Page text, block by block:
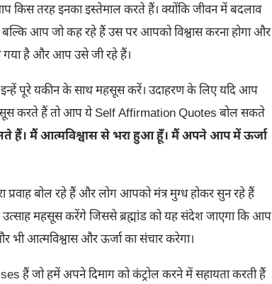
किस तरह इनका इस्तेमाल करते हैं। क्योंकि जीवन में बदलाव
बल्कि आप जो कह रहे हैं उस पर आपको विश्वास करना होगा और
गया है और आप उसे जी रहे हैं।
पूरे यकीन के साथ महसूस करें। उदाहरण के लिए यदि आप
करते हैं तो आप ये Self Affirmation Quotes बोल सकते
हैं। मैं आत्मविश्वास से भरा हुआ हूँ। मैं अपने आप में ऊर्जा
बोल रहे हैं और लोग आपको मंत्र मुग्ध होकर सुन रहे हैं
महसूस करेंगे जिससे ब्रह्मांड को यह संदेश जाएगा कि आप
आत्मविश्वास और ऊर्जा का संचार करेगा।
हैं जो हमें अपने दिमाग को कंट्रोल करने में सहायता करती हैं